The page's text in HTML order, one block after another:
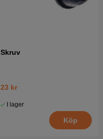
Skruv
23 kr
I lager
Köp